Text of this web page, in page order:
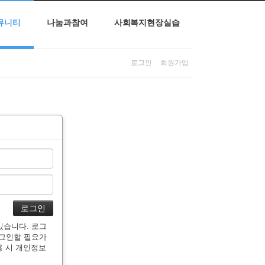
니티 나눔과참여 사회복지현장실습
로그인 회원가입
습니다. 로그
인할 필요가
시 개인정보